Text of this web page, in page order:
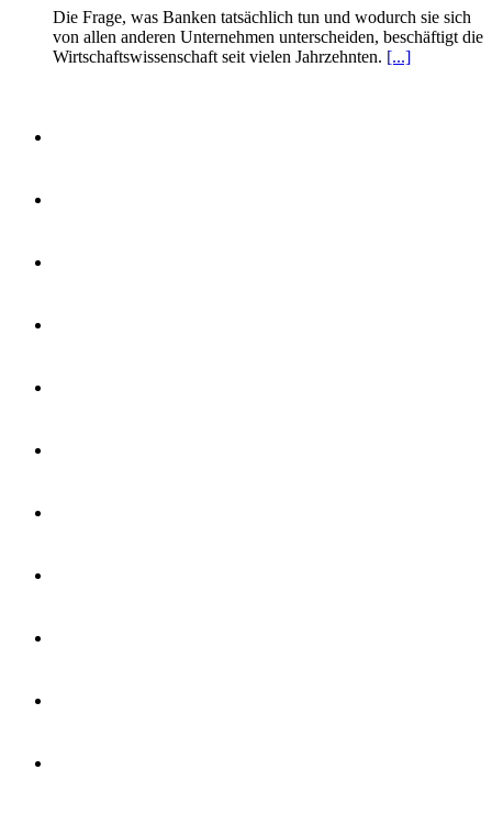
Die Frage, was Banken tatsächlich tun und wodurch sie sich
von allen anderen Unternehmen unterscheiden, beschäftigt die
Wirtschaftswissenschaft seit vielen Jahrzehnten. [...]